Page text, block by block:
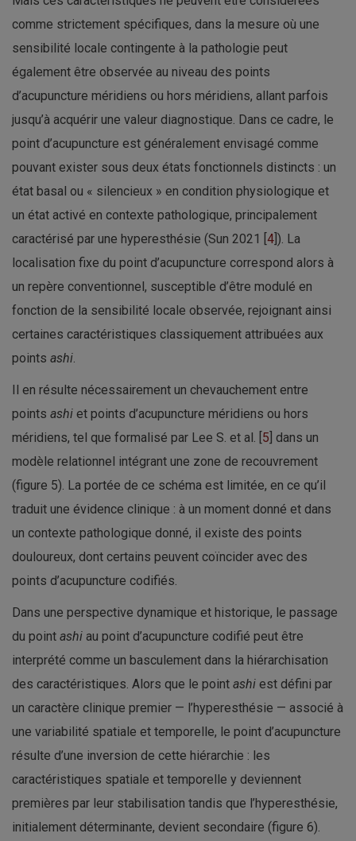
comme strictement spécifiques, dans la mesure où une
sensibilité locale contingente à la pathologie peut
également être observée au niveau des points
d’acupuncture méridiens ou hors méridiens, allant parfois
jusqu’à acquérir une valeur diagnostique. Dans ce cadre, le
point d’acupuncture est généralement envisagé comme
pouvant exister sous deux états fonctionnels distincts : un
état basal ou « silencieux » en condition physiologique et
un état activé en contexte pathologique, principalement
caractérisé par une hyperesthésie (Sun 2021 [ 4 ]). La
localisation fixe du point d’acupuncture correspond alors à
un repère conventionnel, susceptible d’être modulé en
fonction de la sensibilité locale observée, rejoignant ainsi
certaines caractéristiques classiquement attribuées aux
points ashi.
Il en résulte nécessairement un chevauchement entre
points ashi et points d’acupuncture méridiens ou hors
méridiens, tel que formalisé par Lee S. et al. [ 5 ] dans un
modèle relationnel intégrant une zone de recouvrement
(figure 5). La portée de ce schéma est limitée, en ce qu’il
traduit une évidence clinique : à un moment donné et dans
un contexte pathologique donné, il existe des points
douloureux, dont certains peuvent coïncider avec des
points d’acupuncture codifiés.
Dans une perspective dynamique et historique, le passage
du point ashi au point d’acupuncture codifié peut être
interprété comme un basculement dans la hiérarchisation
des caractéristiques. Alors que le point ashi est défini par
un caractère clinique premier — l’hyperesthésie — associé à
une variabilité spatiale et temporelle, le point d’acupuncture
résulte d’une inversion de cette hiérarchie : les
caractéristiques spatiale et temporelle y deviennent
premières par leur stabilisation tandis que l’hyperesthésie,
initialement déterminante, devient secondaire (figure 6).